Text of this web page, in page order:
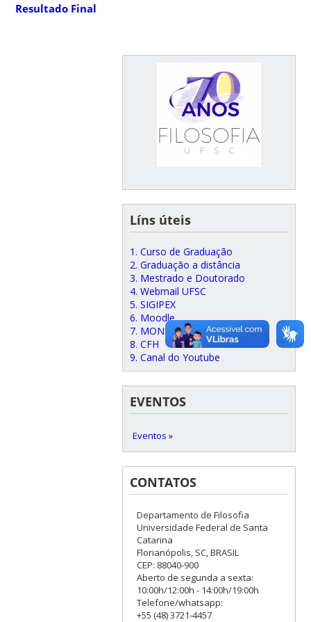
Resultado Final
Líns úteis
1. Curso de Graduação
2. Graduação a distância
3. Mestrado e Doutorado
4. Webmail UFSC
5. SIGIPEX
6. Moodle
7. MONI
8. CFH
9. Canal do Youtube
EVENTOS
Eventos »
CONTATOS
Departamento de Filosofia
Universidade Federal de Santa
Catarina
Florianópolis, SC, BRASIL
CEP: 88040-900
Aberto de segunda a sexta:
10:00h/12:00h - 14:00h/19:00h
Telefone/whatsapp:
+55 (48) 3721-4457